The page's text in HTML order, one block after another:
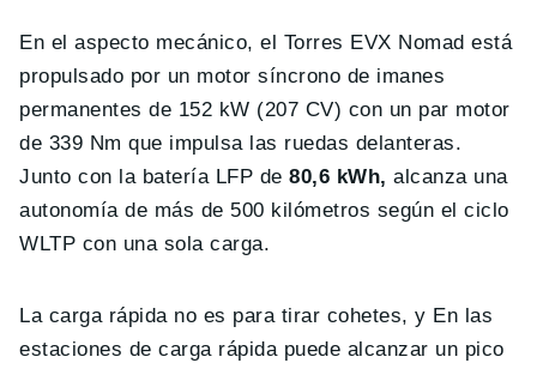
En el aspecto mecánico, el Torres EVX Nomad está
propulsado por un motor síncrono de imanes
permanentes de 152 kW (207 CV) con un par motor
de 339 Nm que impulsa las ruedas delanteras.
Junto con la batería LFP de80,6 kWh, alcanza una
autonomía de más de 500 kilómetros según el ciclo
WLTP con una sola carga.
La carga rápida no es para tirar cohetes, y En las
estaciones de carga rápida puede alcanzar un pico